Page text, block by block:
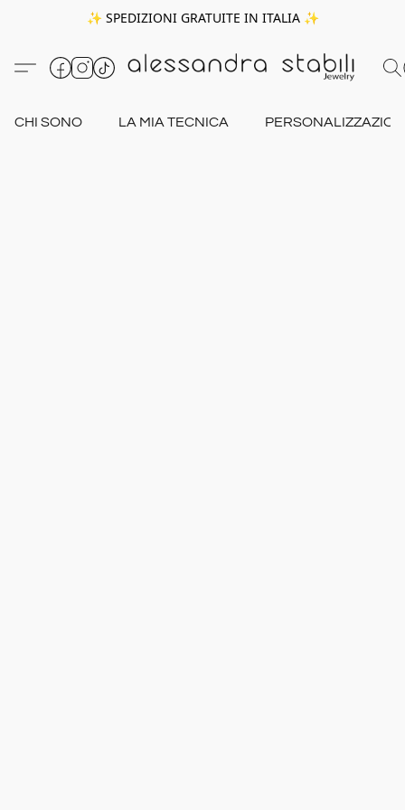
✨ SPEDIZIONI GRATUITE IN ITALIA ✨
CHI SONO LA MIA TECNICA